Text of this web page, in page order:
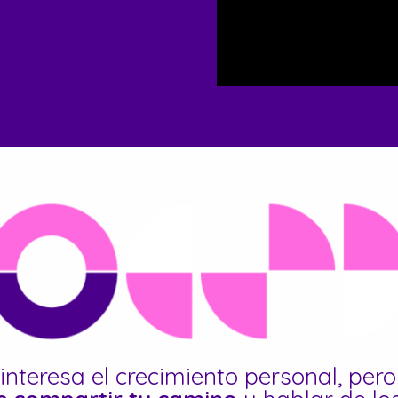
el crecimiento personal, pero